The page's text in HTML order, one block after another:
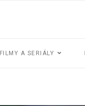
FILMY A SERIÁLY